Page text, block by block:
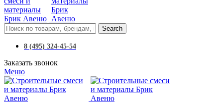
Search
8 (495) 324-45-54
Заказать звонок
Меню